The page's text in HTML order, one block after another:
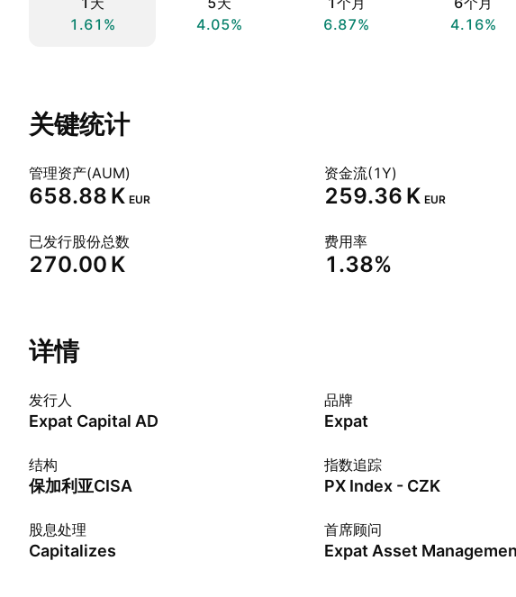
1.61%
4.05%
6.87%
4.16%
关键统计
管理资产(AUM)
‪658.88 K‬ EUR
资金流(1Y)
‪259.36 K‬ EUR
已发行股份总数
‪270.00 K‬
费用率
1.38%
详情
发行人
Expat Capital AD
品牌
Expat
结构
保加利亚CISA
指数追踪
PX Index - CZK
股息处理
Capitalizes
首席顾问
Expat Asset